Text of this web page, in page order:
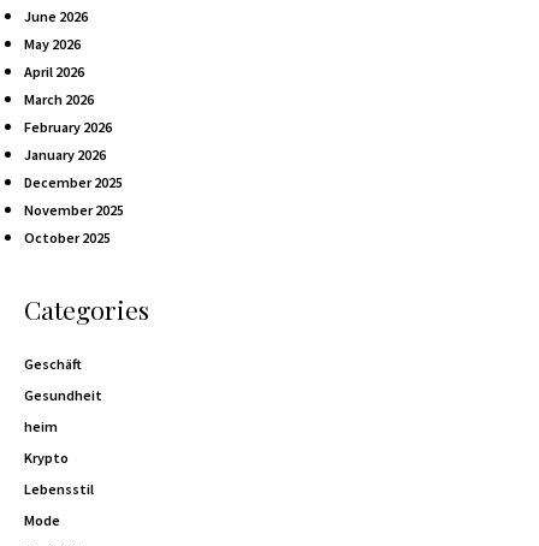
June 2026
May 2026
April 2026
March 2026
February 2026
January 2026
December 2025
November 2025
October 2025
Categories
Geschäft
Gesundheit
heim
Krypto
Lebensstil
Mode